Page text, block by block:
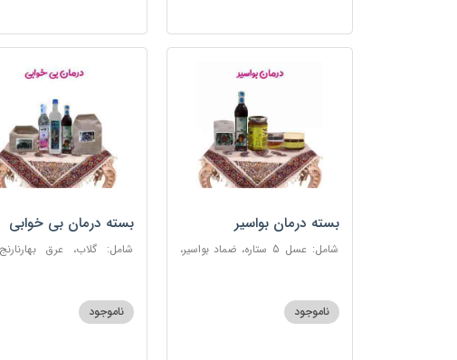
بسته درمان بواسیر
شامل: عسل 5 ستاره، ضماد بواسیر،
ناموجود
بسته درمان بی خوابی
شامل: گلاب، عرق
ناموجود